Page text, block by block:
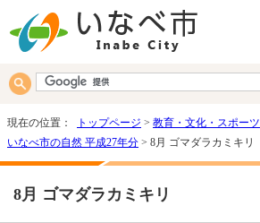
現在の位置： トップページ > 教育・文化・スポーツ
いなべ市の自然 平成27年分 > 8月 ゴマダラカミキリ
8月 ゴマダラカミキリ